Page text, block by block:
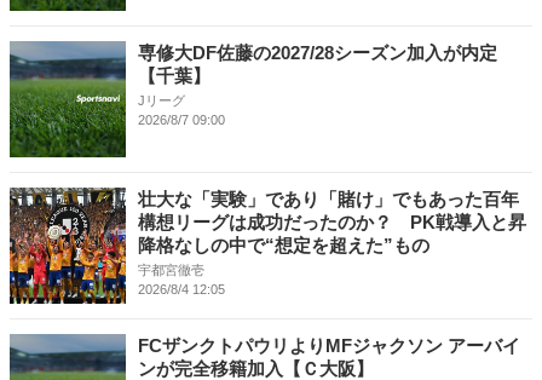
専修大DF佐藤の2027/28シーズン加入が内定
【千葉】
Jリーグ
2026/8/7 09:00
壮大な「実験」であり「賭け」でもあった百年
構想リーグは成功だったのか？ PK戦導入と昇
降格なしの中で“想定を超えた”もの
宇都宮徹壱
2026/8/4 12:05
FCザンクトパウリよりMFジャクソン アーバイ
ンが完全移籍加入【Ｃ大阪】